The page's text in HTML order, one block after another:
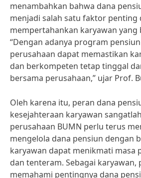
menambahkan bahwa dana
menjadi salah satu faktor penting
mempertahankan karyawan yang
“Dengan adanya program
perusahaan dapat memastikan
dan berkompeten tetap tinggal
bersama perusahaan,” ujar Prof.
Oleh karena itu, peran dana
kesejahteraan karyawan
perusahaan BUMN perlu terus
mengelola dana pensiun dengan
karyawan dapat menikmati masa
dan tenteram. Sebagai karyawan,
memahami pentingnya dana